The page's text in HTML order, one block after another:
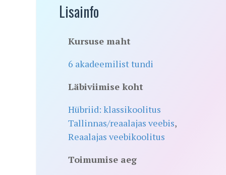
Lisainfo
Kursuse maht
6 akadeemilist tundi
Läbiviimise koht
Hübriid: klassikoolitus
Tallinnas/reaalajas veebis,
Reaalajas veebikoolitus
Toimumise aeg